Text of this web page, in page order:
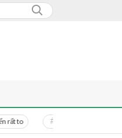
Danh tính người phụ nữ bị bạn